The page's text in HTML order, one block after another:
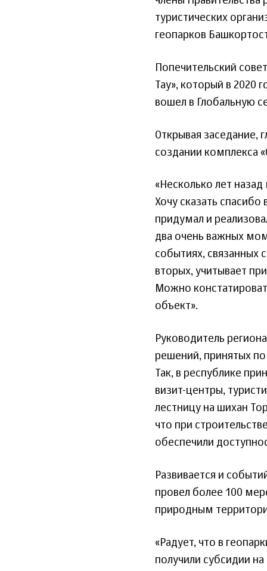
туристических
геопарков
Попечительский
Тау», который в 2020
вошел в Глобальную
Открывая заседание,
создании комплекса
«Несколько лет
Хочу сказать
придумал и
два очень важных
событиях, связанных
вторых, учитывает
Можно
объект».
Руководитель
решений, принятых
Так, в республике
визит-центры,
лестницу на шихан
что при
обеспечили
Развивается и
провел более 100
природным
«Радует, что в
получили субсидии